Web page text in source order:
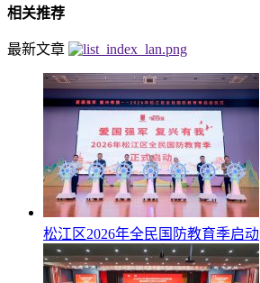
相关推荐
最新文章
松江区2026年全民国防教育季启动